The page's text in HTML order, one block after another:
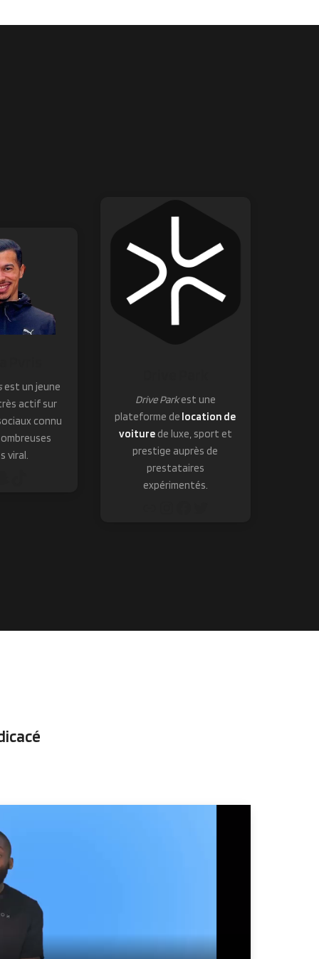
est un jeune
actif sur
connu
viral.
Drive Parkest une
plateforme de location de
voiturede luxe, sport et
prestige auprès de
prestataires
expérimentés.